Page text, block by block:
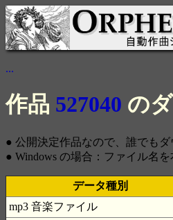
...
作品 527040 の
● 公開決定作品なので、誰でもダ
● Windows の場合：ファイル名
データ種別
mp3 音楽ファイル